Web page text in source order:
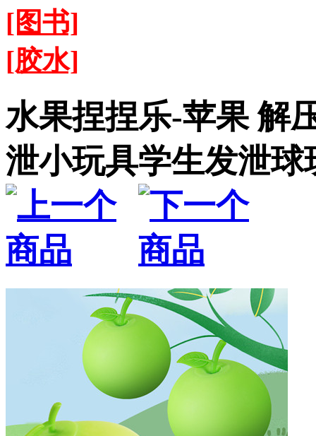
[图书]
[胶水]
水果捏捏乐-苹果 解
泄小玩具学生发泄球